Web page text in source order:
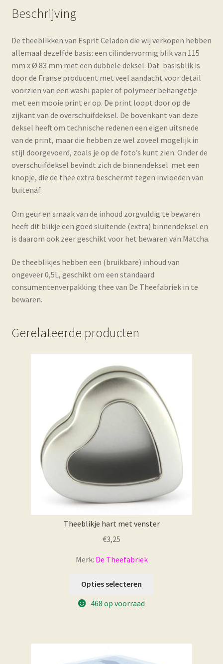
Beschrijving
De theeblikken van Esprit Celadon die wij verkopen hebben
allemaal dezelfde basis: een cilindervormig blik van 115
mm x Ø 83 mm met een dubbele deksel. Dat basisblik is
door de Franse producent met veel aandacht voor detail
voorzien van een washi papier of polymeer behangetje
met een mooie print er op. De print loopt door op de
zijkant van de overschuifdeksel. De bovenkant van deze
deksel heeft om technische redenen een eigen uitsnede
van de print, maar die hebben ze wel zoveel mogelijk in
stijl doorgevoerd, zoals je op de foto’s kunt zien. Onder de
overschuifdeksel bevindt zich de binnendeksel met een
knopje, die de thee extra beschermt tegen invloeden van
buitenaf.
Om geur en smaak van de inhoud zorgvuldig te bewaren
heeft dit blikje een goed sluitende (extra) binnendeksel en
is daarom ook zeer geschikt voor het bewaren van Matcha.
De theeblikjes hebben een (bruikbare) inhoud van
ongeveer 0,5L, geschikt om een standaard
consumentenverpakking thee van De Theefabriek in te
bewaren.
Gerelateerde producten
Theeblikje hart met venster
€3,25
Merk: De Theefabriek
Opties selecteren
468 op voorraad